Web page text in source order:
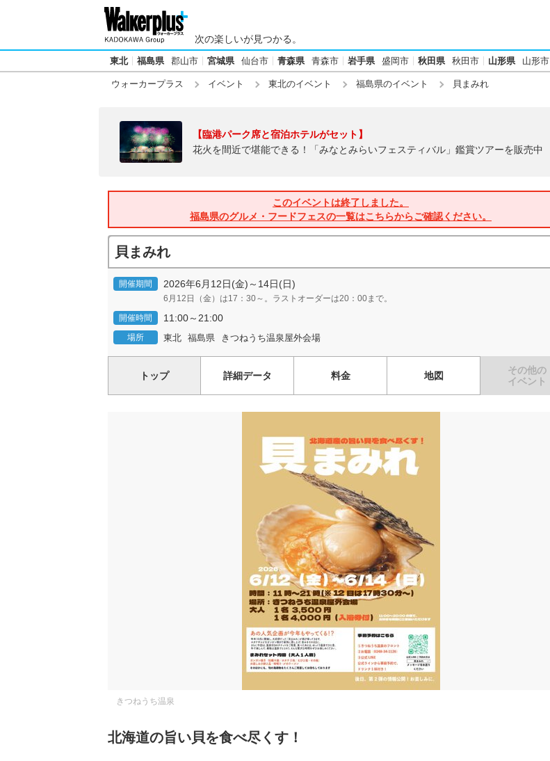
次の楽しいが見つかる。
東北 福島県 郡山市 宮城県 仙台市 青森県 青森市 岩手県 盛岡市 秋田県 秋田市 山形県 山形市
ウォーカープラス イベント 東北のイベント 福島県のイベント 貝まみれ
【臨港パーク席と宿泊ホテルがセット】
花火を間近で堪能できる！「みなとみらいフェスティバル」鑑賞ツアーを販売中
このイベントは終了しました。
福島県のグルメ・フードフェスの一覧はこちらからご確認ください。
貝まみれ
開催期間 2026年6月12日(金)～14日(日)
6月12日（金）は17：30～。ラストオーダーは20：00まで。
開催時間
11:00～21:00
場所 東北 福島県 きつねうち温泉屋外会場
トップ 詳細データ 料金 地図
その他の
イベント
きつねうち温泉
北海道の旨い貝を食べ尽くす！